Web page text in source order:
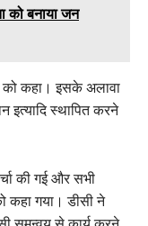
को बनाया जन
को कहा। इसके अलावा
इत्यादि स्थापित करने
की गई और सभी
कहा गया। डीसी ने